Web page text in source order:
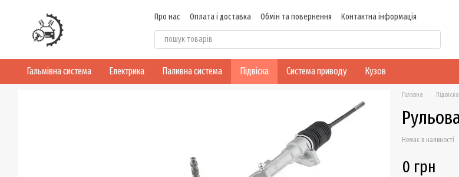
Про нас Оплата і доставка Обмін та повернення
Контактна інформація
Договір публічної оферти
Гальмівна система Електрика Паливна система Підвіска Система приводу Кузов
Головна Підвіска
Немає в наявності
0 грн